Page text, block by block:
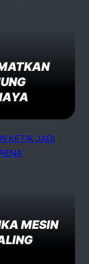
MESIN